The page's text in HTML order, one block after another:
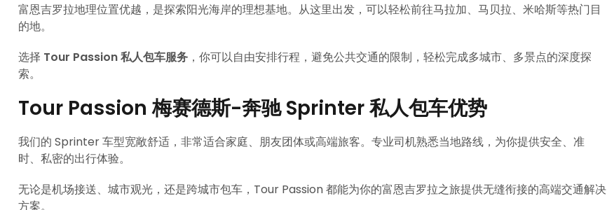
富恩吉罗拉地理位置优越，是探索阳光海岸的理想基地。从这里出发，可以轻松前往马拉加、马贝拉、米哈斯等热门目
的地。
选择 Tour Passion 私人包车服务 ，你可以自由安排行程，避免公共交通的限制，轻松完成多城市、多景点的深度探
索。
Tour Passion 梅赛德斯-奔驰 Sprinter 私人包车优势
我们的 Sprinter 车型宽敞舒适，非常适合家庭、朋友团体或高端旅客。专业司机熟悉当地路线，为你提供安全、准
时、私密的出行体验。
无论是机场接送、城市观光，还是跨城市包车，Tour Passion 都能为你的富恩吉罗拉之旅提供无缝衔接的高端交通解决
方案。